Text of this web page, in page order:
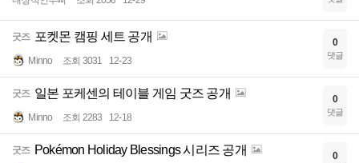
굿즈 포켓몬 캠핑 세트 공개
Minno 조회 3031 12-23
0
댓글
굿즈 일본 포케센의 테이블 게임 굿즈 공개
Minno 조회 2283 12-18
0
댓글
굿즈 Pokémon Holiday Blessings 시리즈 공개 0